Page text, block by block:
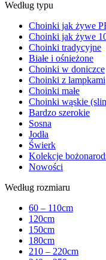
Według typu
Choinki jak żywe
Choinki jak żywe
Choinki tradycyjne
Białe i ośnieżone
Choinki w doniczce
Choinki z lampkami
Choinki małe
Choinki wąskie
Bardzo szerokie
Sosna
Jodła
Świerk
Kolekcje
Nowości
Według rozmiaru
60 – 110cm
120cm
150cm
180cm
210 – 220cm